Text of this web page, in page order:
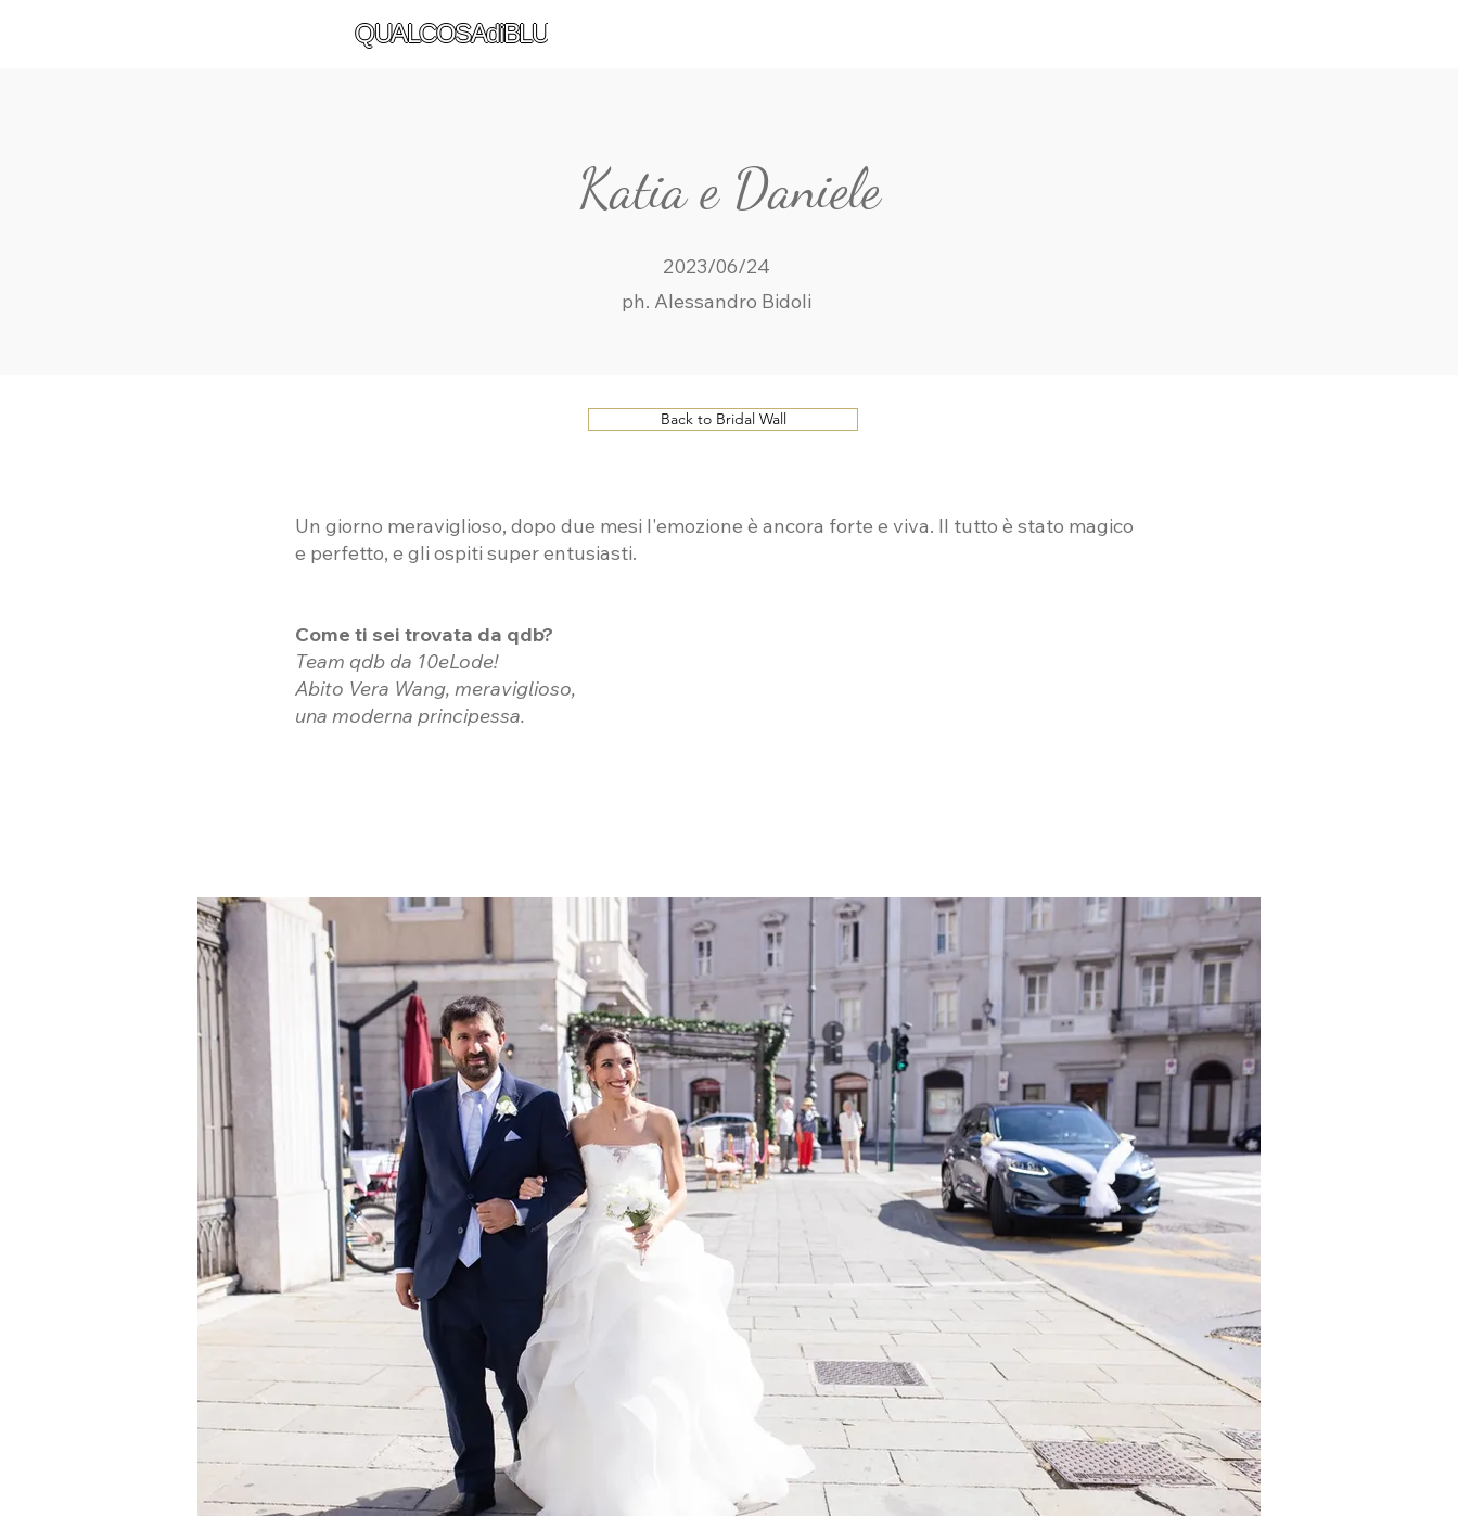
QUALCOSAdiBLU
Un giorno meraviglioso, dopo due mesi l'emozione è ancora forte e viva. Il tutto è stato magico
e perfetto, e gli ospiti super entusiasti.
Come ti sei trovata da qdb?
Team qdb da 10eLode!
Abito Vera Wang, meraviglioso,
una moderna principessa.
Katia e Daniele
2023/06/24
ph. Alessandro Bidoli
Back to Bridal Wall